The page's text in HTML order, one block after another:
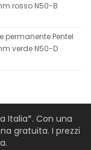
rosso N50-B
permanente Pentel
verde N50-D
Italia*. Con una
gratuita. I prezzi